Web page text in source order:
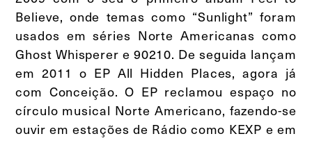
Believe, onde temas como “Sunlight” foram
usados em séries Norte Americanas como
Ghost Whisperer e 90210. De seguida lançam
em 2011 o EP All Hidden Places, agora já
com Conceição. O EP reclamou espaço no
círculo musical Norte Americano, fazendo-se
ouvir em estações de Rádio como KEXP e em